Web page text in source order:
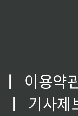
ㅣ
이용약
ㅣ
기사제